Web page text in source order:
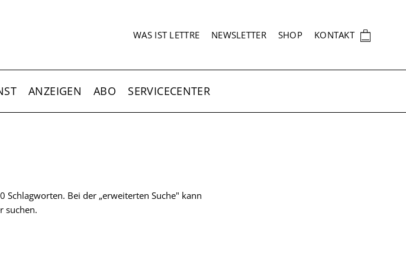
SEKUNDÄRNAVIGATION
WAS IST LETTRE NEWSLETTER SHOP KONTAKT 🛍
ANZEIGEN ABO SERVICECENTER
Bei der „erweiterten Suche" kann
suchen.